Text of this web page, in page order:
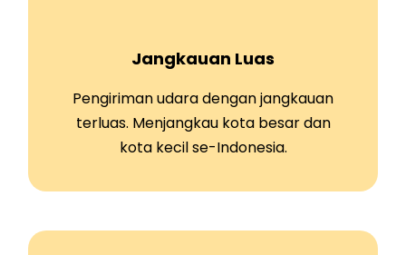
Jangkauan Luas
Pengiriman udara dengan jangkauan
terluas. Menjangkau kota besar dan
kota kecil se-Indonesia.